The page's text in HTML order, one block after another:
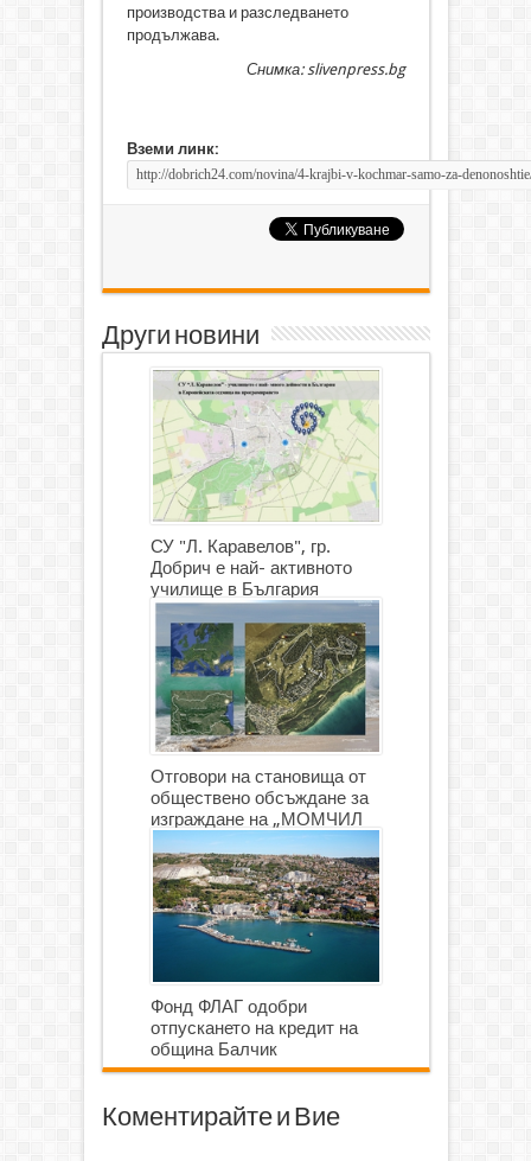
производства и разследването
продължава.
Снимка: slivenpress.bg
Вземи линк:
Други новини
СУ "Л. Каравелов", гр.
Добрич е най- активното
училище в България
Отговори на становища от
обществено обсъждане за
изграждане на „МОМЧИЛ
ГОЛФ И ГОЛФ ИГРИЩЕ”
Фонд ФЛАГ одобри
отпускането на кредит на
община Балчик
Коментирайте и Вие